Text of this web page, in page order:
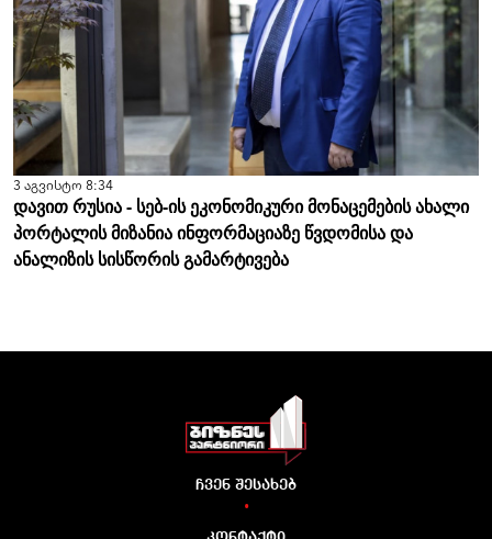
3 აგვისტო 8:34
დავით რუსია - სებ-ის ეკონომიკური მონაცემების ახალი
პორტალის მიზანია ინფორმაციაზე წვდომისა და
ანალიზის სისწორის გამარტივება
ჩვენ შესახებ
•